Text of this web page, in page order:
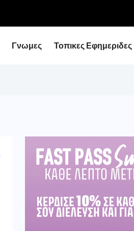
Γνωμες Τοπικες Εφημεριδες